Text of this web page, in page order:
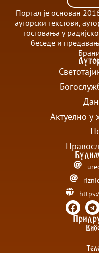
Портал је основан
ауторски текстови,
гостовања у
беседе и
Актуелно у